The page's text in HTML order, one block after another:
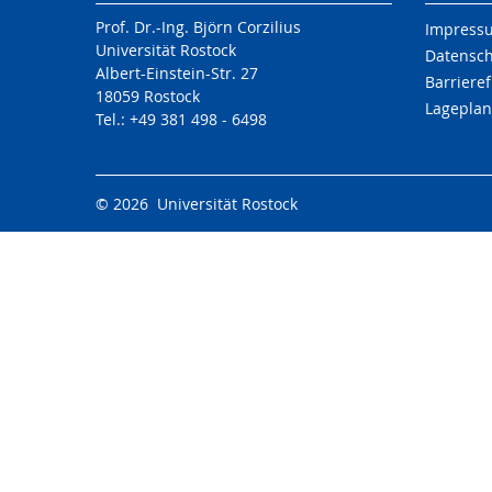
Prof. Dr.-Ing. Björn Corzilius
Universität Rostock
Albert-Einstein-Str. 27
18059 Rostock
Tel.: +49 381 498 - 6498
Lageplan
© 2026 Universität Rostock